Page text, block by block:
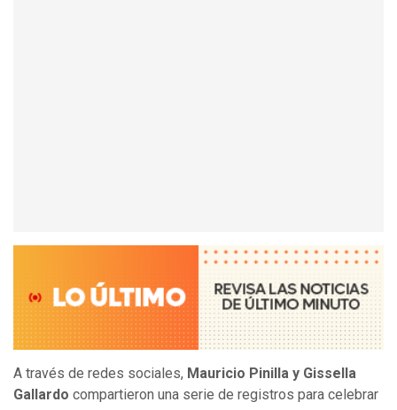
A través de redes sociales, Mauricio Pinilla y Gissella
Gallardo compartieron una serie de registros para celebrar